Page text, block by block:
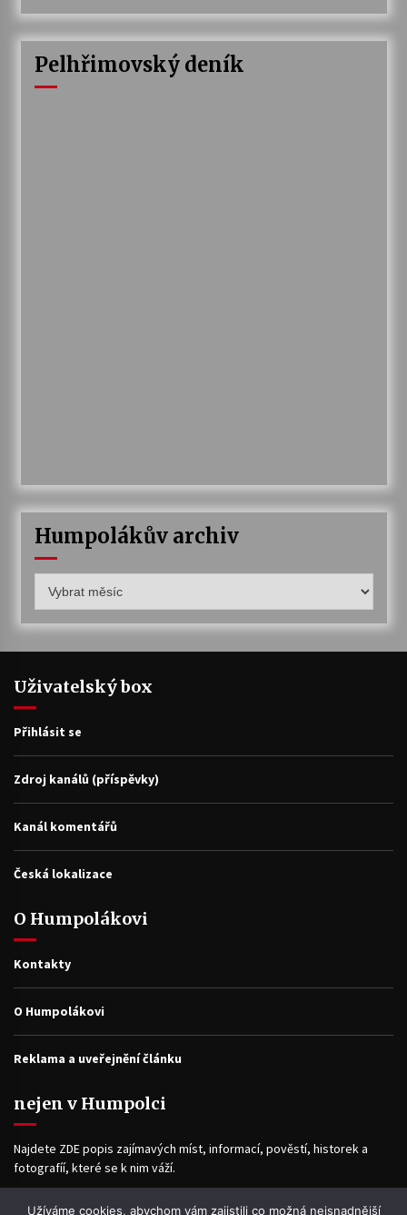
Pelhřimovský deník
Humpolákův archiv
archiv
Uživatelský box
Přihlásit se
Zdroj kanálů (příspěvky)
Kanál komentářů
Česká lokalizace
O Humpolákovi
Kontakty
O Humpolákovi
Reklama a uveřejnění článku
nejen v Humpolci
Najdete ZDE popis zajímavých míst, informací, pověstí, historek a
fotografíí, které se k nim váží.
Užíváme cookies, abychom vám zajistili co možná nejsnadnější